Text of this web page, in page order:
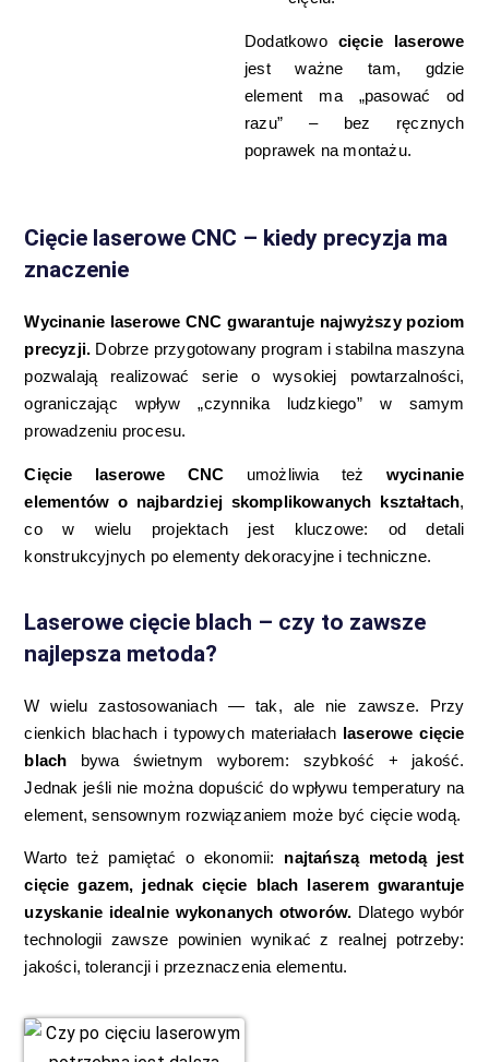
Dodatkowo cięcie laserowe
jest ważne tam, gdzie
element ma „pasować od
razu” – bez ręcznych
poprawek na montażu.
Cięcie laserowe CNC – kiedy precyzja ma
znaczenie
Wycinanie laserowe CNC gwarantuje najwyższy poziom
precyzji. Dobrze przygotowany program i stabilna maszyna
pozwalają realizować serie o wysokiej powtarzalności,
ograniczając wpływ „czynnika ludzkiego” w samym
prowadzeniu procesu.
Cięcie laserowe CNC umożliwia też wycinanie
elementów o najbardziej skomplikowanych kształtach,
co w wielu projektach jest kluczowe: od detali
konstrukcyjnych po elementy dekoracyjne i techniczne.
Laserowe cięcie blach – czy to zawsze
najlepsza metoda?
W wielu zastosowaniach — tak, ale nie zawsze. Przy
cienkich blachach i typowych materiałach laserowe cięcie
blach bywa świetnym wyborem: szybkość + jakość.
Jednak jeśli nie można dopuścić do wpływu temperatury na
element, sensownym rozwiązaniem może być cięcie wodą.
Warto też pamiętać o ekonomii: najtańszą metodą jest
cięcie gazem, jednak cięcie blach laserem gwarantuje
uzyskanie idealnie wykonanych otworów. Dlatego wybór
technologii zawsze powinien wynikać z realnej potrzeby:
jakości, tolerancji i przeznaczenia elementu.